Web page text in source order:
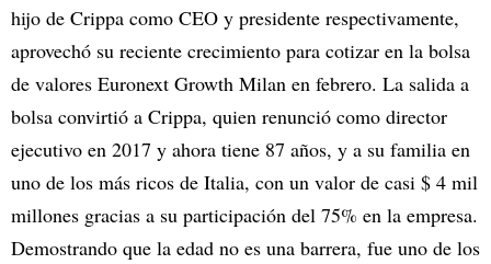
hijo de Crippa como CEO y presidente respectivamente,
aprovechó su reciente crecimiento para cotizar en la bolsa
de valores Euronext Growth Milan en febrero. La salida a
bolsa convirtió a Crippa, quien renunció como director
ejecutivo en 2017 y ahora tiene 87 años, y a su familia en
uno de los más ricos de Italia, con un valor de casi $ 4 mil
millones gracias a su participación del 75% en la empresa.
Demostrando que la edad no es una barrera, fue uno de los